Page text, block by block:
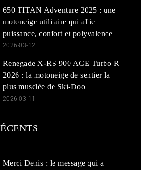
650 TITAN Adventure 2025 : une
motoneige utilitaire qui allie
puissance, confort et polyvalence
2026-03-12
Renegade X-RS 900 ACE Turbo R
2026 : la motoneige de sentier la
plus musclée de Ski-Doo
2026-03-11
Merci Denis : le message qui a